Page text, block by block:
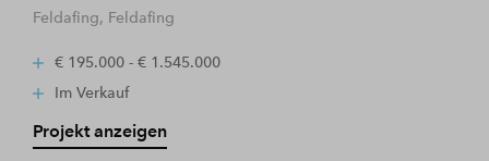
Feldafing, Feldafing
€ 195.000 - € 1.545.000
Im Verkauf
Projekt anzeigen